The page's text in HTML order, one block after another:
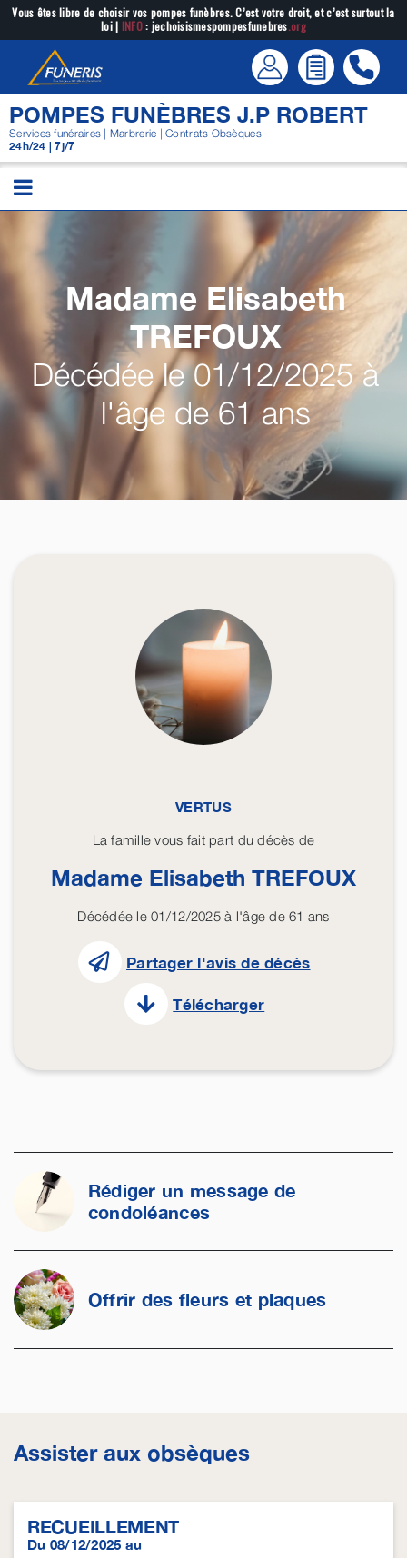
Passer
contenu
Vous êtes libre de choisir vos pompes funèbres. C’est votre droit, et c’est surtout la
loi | INFO: jechoisismespompesfunebres.org
POMPES FUNÈBRES J.P ROBERT
Services funéraires | Marbrerie | Contrats Obsèques
24h/24 | 7j/7
Madame Elisabeth
TREFOUX
Décédée le 01/12/2025 à
l'âge de 61 ans
VERTUS
La famille vous fait part du décès de
Madame Elisabeth TREFOUX
Décédée le 01/12/2025 à l'âge de 61 ans
Partager l'avis de décès
Télécharger
Rédiger un message de
condoléances
Offrir des fleurs et plaques
Assister aux obsèques
RECUEILLEMENT
Du 08/12/2025 au